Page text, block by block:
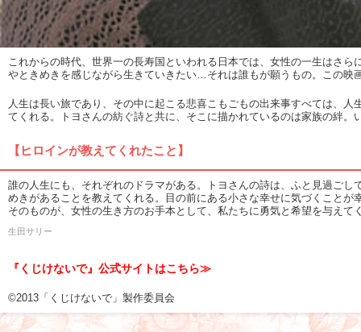
これからの時代、世界一の長寿国といわれる日本では、女性の一生はさ
やときめきを感じながら生きていきたい…それは誰もが願うもの。この映
人生は長い旅であり、その中に起こる悲喜こもごもの出来事すべては、
てくれる。トヨさんの紡ぐ詩と共に、そこに描かれているのは家族の絆
【ヒロインが教えてくれたこと】
誰の人生にも、それぞれのドラマがある。トヨさんの詩は、ふと見過ごし
めきがあることを教えてくれる。目の前にある小さな幸せに気づくこと
そのものが、女性の生き方のお手本として、私たちに勇気と希望を与えて
生田サリー
『くじけないで』公式サイトはこちら≫
©2013「くじけないで」製作委員会